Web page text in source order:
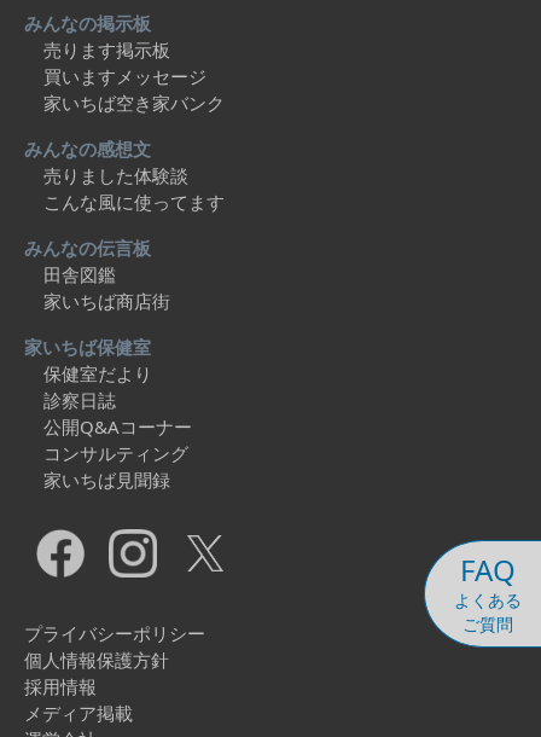
FAQ
よくある
ご質問
みんなの掲示板
売ります掲示板
買いますメッセージ
家いちば空き家バンク
みんなの感想文
売りました体験談
こんな風に使ってます
みんなの伝言板
田舎図鑑
家いちば商店街
家いちば保健室
保健室だより
診察日誌
公開Q&Aコーナー
コンサルティング
家いちば見聞録
プライバシーポリシー
個人情報保護方針
採用情報
メディア掲載